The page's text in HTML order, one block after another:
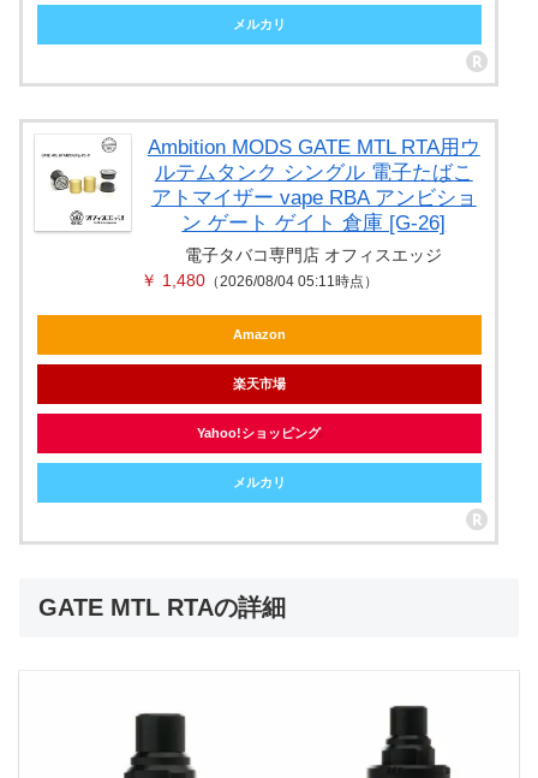
メルカリ
Ambition MODS GATE MTL RTA用ウ
ルテムタンク シングル 電子たばこ
アトマイザー vape RBA アンビショ
ン ゲート ゲイト 倉庫 [G-26]
電子タバコ専門店 オフィスエッジ
￥ 1,480（2026/08/04 05:11時点）
Amazon
楽天市場
Yahoo!ショッピング
メルカリ
GATE MTL RTAの詳細